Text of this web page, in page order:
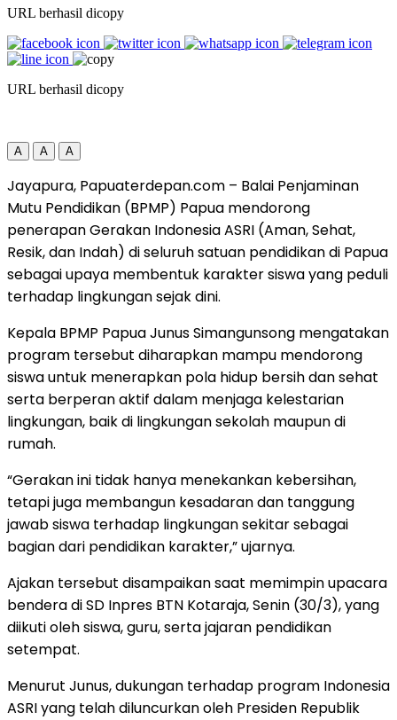
URL berhasil dicopy
URL berhasil dicopy
A A A
Jayapura, Papuaterdepan.com – Balai Penjaminan
Mutu Pendidikan (BPMP) Papua mendorong
penerapan Gerakan Indonesia ASRI (Aman, Sehat,
Resik, dan Indah) di seluruh satuan pendidikan di Papua
sebagai upaya membentuk karakter siswa yang peduli
terhadap lingkungan sejak dini.
Kepala BPMP Papua Junus Simangunsong mengatakan
program tersebut diharapkan mampu mendorong
siswa untuk menerapkan pola hidup bersih dan sehat
serta berperan aktif dalam menjaga kelestarian
lingkungan, baik di lingkungan sekolah maupun di
rumah.
“Gerakan ini tidak hanya menekankan kebersihan,
tetapi juga membangun kesadaran dan tanggung
jawab siswa terhadap lingkungan sekitar sebagai
bagian dari pendidikan karakter,” ujarnya.
Ajakan tersebut disampaikan saat memimpin upacara
bendera di SD Inpres BTN Kotaraja, Senin (30/3), yang
diikuti oleh siswa, guru, serta jajaran pendidikan
setempat.
Menurut Junus, dukungan terhadap program Indonesia
ASRI yang telah diluncurkan oleh Presiden Republik